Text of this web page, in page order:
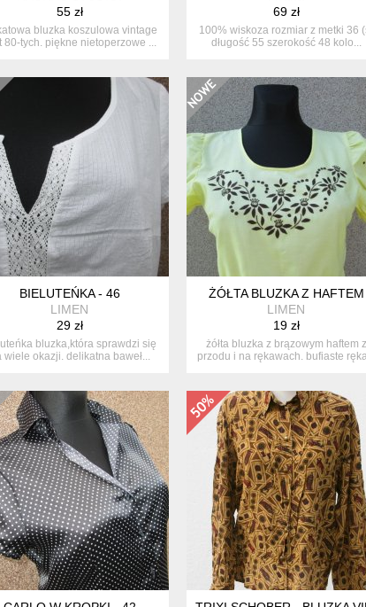
55 zł
bluzka koszulowa vintage
80-tych. piękne nietoperzowe ...
69 zł
100% wiskoza rozmiar z metki 36
długość 55 szerokość 48 kolo...
BIELUTEŃKA - 46
LIMEN
29 zł
bluzka,która sprawdzi się
wiele okazji. delikatna baweł...
ŻÓŁTA BLUZKA Z HAFTEM
LIMEN
19 zł
żółta bluzka z brązowym haftem z
przodu i na rękawach. bufiaste